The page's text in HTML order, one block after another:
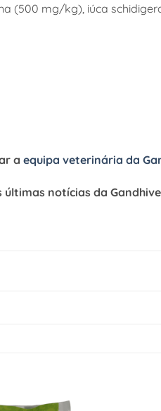
(500 mg/kg), iúca
a equipa veterinária da
últimas notícias da